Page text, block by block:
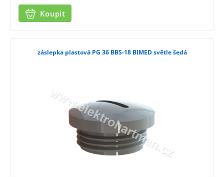
Koupit
záslepka plastová PG 36 BBS-18 BIMED světle šedá